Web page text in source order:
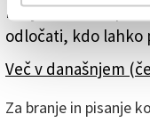
Italije krivdo
odločati, kdo lahko
Več v današnjem
Za branje in pisanje